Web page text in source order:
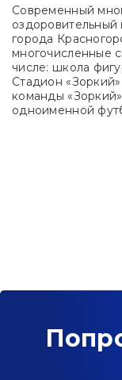
Современный
города
многочисленные
числе: школа
Стадион
команды
одноименной